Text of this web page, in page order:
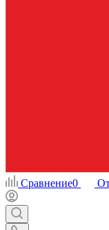
Сравнение0